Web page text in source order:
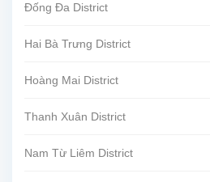
Đống Đa District
Hai Bà Trưng District
Hoàng Mai District
Thanh Xuân District
Nam Từ Liêm District